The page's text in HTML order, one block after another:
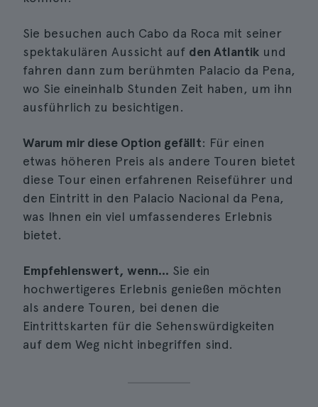
Sie besuchen auch Cabo da Roca mit seiner
spektakulären Aussicht auf den Atlantik und
fahren dann zum berühmten Palacio da Pena,
wo Sie eineinhalb Stunden Zeit haben, um ihn
ausführlich zu besichtigen.
Warum mir diese Option gefällt: Für einen
etwas höheren Preis als andere Touren bietet
diese Tour einen erfahrenen Reiseführer und
den Eintritt in den Palacio Nacional da Pena,
was Ihnen ein viel umfassenderes Erlebnis
bietet.
Empfehlenswert, wenn... Sie ein
hochwertigeres Erlebnis genießen möchten
als andere Touren, bei denen die
Eintrittskarten für die Sehenswürdigkeiten
auf dem Weg nicht inbegriffen sind.